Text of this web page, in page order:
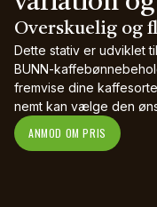
Overskuelig og
Dette stativ er udviklet
BUNN-
fremvise dine
nemt kan vælge den
ANMOD OM PRIS